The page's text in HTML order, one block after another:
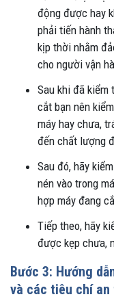
động được hay
phải tiến hành
kịp thời nhằm
cho người vận
Sau khi đã kiểm
cắt bạn nên
máy hay chưa,
đến chất lượng
Sau đó, hãy
nén vào trong
hợp máy đang
Tiếp theo, hãy
được kẹp chưa,
Bước 3: Hướng
và các tiêu chí